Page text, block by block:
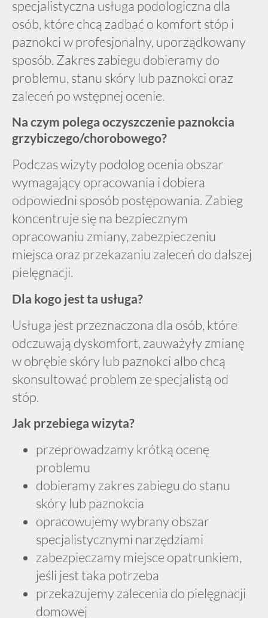
specjalistyczna usługa podologiczna dla
osób, które chcą zadbać o komfort stóp i
paznokci w profesjonalny, uporządkowany
sposób. Zakres zabiegu dobieramy do
problemu, stanu skóry lub paznokci oraz
zaleceń po wstępnej ocenie.
Na czym polega oczyszczenie paznokcia
grzybiczego/chorobowego?
Podczas wizyty podolog ocenia obszar
wymagający opracowania i dobiera
odpowiedni sposób postępowania. Zabieg
koncentruje się na bezpiecznym
opracowaniu zmiany, zabezpieczeniu
miejsca oraz przekazaniu zaleceń do dalszej
pielęgnacji.
Dla kogo jest ta usługa?
Usługa jest przeznaczona dla osób, które
odczuwają dyskomfort, zauważyły zmianę
w obrębie skóry lub paznokci albo chcą
skonsultować problem ze specjalistą od
stóp.
Jak przebiega wizyta?
przeprowadzamy krótką ocenę
problemu
dobieramy zakres zabiegu do stanu
skóry lub paznokcia
opracowujemy wybrany obszar
specjalistycznymi narzędziami
zabezpieczamy miejsce opatrunkiem,
jeśli jest taka potrzeba
przekazujemy zalecenia do pielęgnacji
domowej